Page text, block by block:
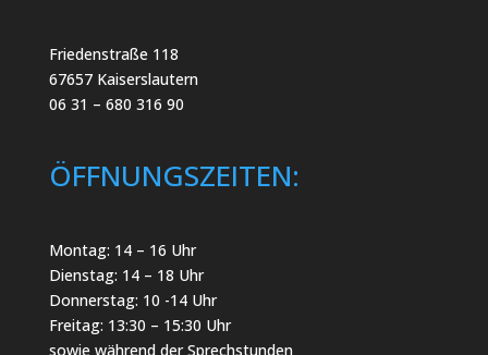
Friedenstraße 118
67657 Kaiserslautern
06 31 – 680 316 90
ÖFFNUNGSZEITEN:
Montag: 14 – 16 Uhr
Dienstag: 14 – 18 Uhr
Donnerstag: 10 -14 Uhr
Freitag: 13:30 – 15:30 Uhr
sowie während der Sprechstunden